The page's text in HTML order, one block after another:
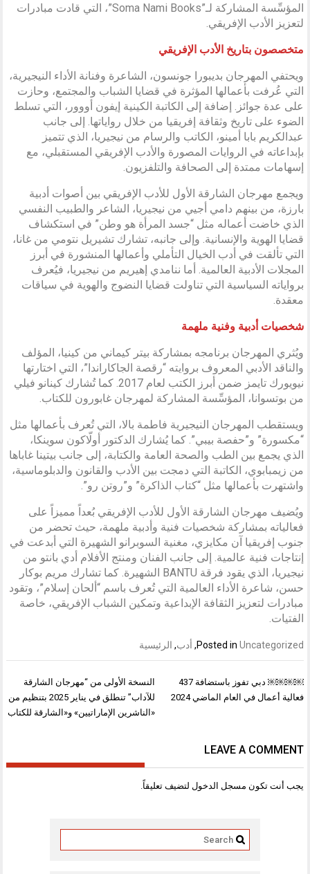
المؤسِّسة المشاركة لـ”Soma Nami Books”، التي قادت مبادرات
لتعزيز الأدب الإفريقي.
متخصصون بتاريخ الأدب الإفريقي
ويحتفي المهرجان بديبورا جونسون، الشاعرة وفنانة الأداء النيجيرية،
التي عُرفت بأعمالها المؤثرة في قضايا الشباب والمجتمع، وحازت
على عدة جوائز. إضافة إلى الكاتبة الكينية إيفون أووور، التي تسلط
الضوء على تاريخ وثقافة إفريقيا من خلال رواياتها. إلى جانب
عبدالكريم بابا أمينو، الكاتب والرسام من نيجيريا، الذي تتميز
بإبداعاته في الروايات المصورة والأدب الإفريقي المستقبلي، مع
إسهامات ممتدة إلى الصحافة والتلفزيون.
ويجمع مهرجان الشارقة الأول للأدب الإفريقي بين أصوات أدبية
بارزة، من بينهم دامي أجيي من نيجيريا، الشاعر والطبيب النفسي
الذي خاضت أعماله مثل “جسد المرأة هو وطن” في استكشاف
قضايا الهوية والإنسانية. وإلى جانبه، تشارك تشيريل نتومي من غانا،
التي تألقت في أدب الخيال التأملي وأعمالها المنشورة في أبرز
المجلات الأدبية العالمية. أما ننامدي إهيريم من نيجيريا، فيُعرف
برواياته السياسية التي تناولت قضايا النضوج والهوية في سياقات
معقدة.
شخصيات أدبية وفنية ملهمة
ويُثري المهرجان برنامجه بمشاركة بيتر كيماني من كينيا، المؤلف
والناقد الأدبي المعروف بروايته “رقصة الجاكاراندا”، التي اختارتها
نيويورك تايمز ضمن أبرز الكتب لعام 2017. كما تُشارك كينانو فيلي
من بوتسوانا، المؤسِّسة المشاركة لمهرجان غابورون للكتاب.
ويستقطب المهرجان النيجيرية فاطمة بالا، التي تُعرف بأعمالها مثل
“مكسورة” و”حفصة بيبي”. كما يُشارك الدكتور أولّاكون سوينكا،
الذي يجمع بين الطب والصحة العامة والكتابة، إلى جانب بيتينا غاباها
من زيمبابوي، الكاتبة التي دمجت بين الأدب والقانون والدبلوماسية،
واشتهرت بأعمالها مثل “كتاب الذاكرة” و”روتن رو”.
ويُضيف مهرجان الشارقة الأول للأدب الإفريقي بُعداً مميزاً على
فعالياته بمشاركة شخصيات فنية وأدبية ملهمة، حيث تحضر من
جنوب إفريقيا آن مكايزي، مغنية السوبرانو الشهيرة التي أبدعت في
إنتاجات فنية عالمية. إلى جانب الفنان ومنتج الأفلام أدي بانتو من
نيجيريا، الذي يقود فرقة BANTU الشهيرة. كما تشارك مريم بوكار
حسن، شاعرة الأداء العالمية التي تُعرف باسم “ألحان إسلام”، وتقود
مبادرات لتعزيز الثقافة الإبداعية وتمكين الشباب الإفريقي، خاصة
الفتيات.
Posted in Uncategorized
, أدب, الرئيسية
تصفّح
المقالات
النسخة الأولى من “مهرجان الشارقة
للآداب” تنطلق في يناير 2025 بتنظيم من
«الناشرين الإماراتيين» و«الشارقة للكتاب
￼￼￼￼ دبي تفوز باستضافة 437
فعالية أعمال في العام الماضي 2024
LEAVE A COMMENT
يجب أنت تكون مسجل الدخول لتضيف تعليقاً.